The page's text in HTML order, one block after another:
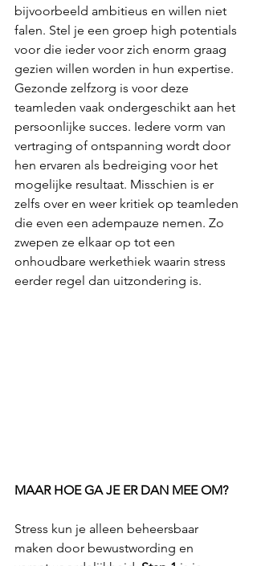
bijvoorbeeld ambitieus en willen niet
falen. Stel je een groep high potentials
voor die ieder voor zich enorm graag
gezien willen worden in hun expertise.
Gezonde zelfzorg is voor deze
teamleden vaak ondergeschikt aan het
persoonlijke succes. Iedere vorm van
vertraging of ontspanning wordt door
hen ervaren als bedreiging voor het
mogelijke resultaat. Misschien is er
zelfs over en weer kritiek op teamleden
die even een adempauze nemen. Zo
zwepen ze elkaar op tot een
onhoudbare werkethiek waarin stress
eerder regel dan uitzondering is.
MAAR HOE GA JE ER DAN MEE OM?
Stress kun je alleen beheersbaar
maken door bewustwording en